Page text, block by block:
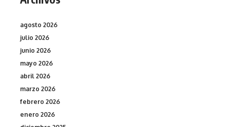
agosto 2026
julio 2026
junio 2026
mayo 2026
abril 2026
marzo 2026
febrero 2026
enero 2026